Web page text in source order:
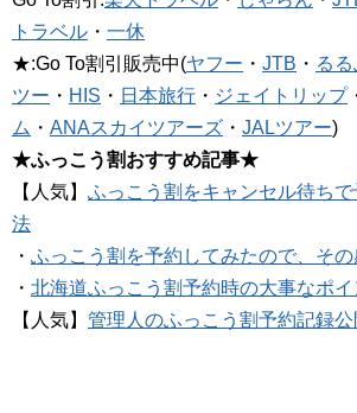
トラベル ・ 一休
★:Go To割引販売中(ヤフー ・ JTB ・ るる
ツー ・ HIS ・ 日本旅行 ・ ジェイトリップ
ム ・ ANAスカイツアーズ ・ JALツアー)
★ふっこう割おすすめ記事★
【人気】 ふっこう割をキャンセル待ち
法
・ ふっこう割を予約してみたので、そ
・ 北海道ふっこう割予約時の大事なポイ
【人気】 管理人のふっこう割予約記録